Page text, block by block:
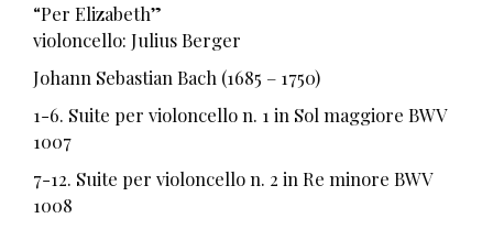
“Per Elizabeth”
violoncello: Julius Berger
Johann Sebastian Bach (1685 – 1750)
1-6. Suite per violoncello n. 1 in Sol maggiore BWV
1007
7-12. Suite per violoncello n. 2 in Re minore BWV
1008